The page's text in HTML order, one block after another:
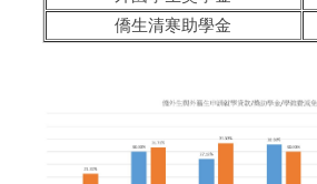
僑生清寒助學金